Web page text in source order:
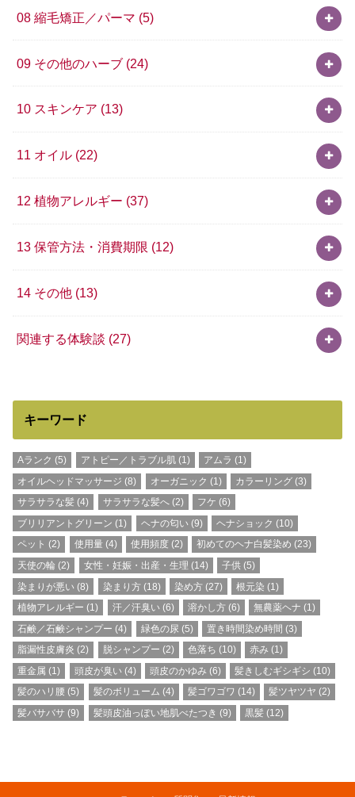
08 縮毛矯正／パーマ (5)
09 その他のハーブ (24)
10 スキンケア (13)
11 オイル (22)
12 植物アレルギー (37)
13 保管方法・消費期限 (12)
14 その他 (13)
関連する体験談 (27)
キーワード
Aランク (5) アトピー／トラブル肌(1) アムラ (1)
オイルヘッドマッサージ (8) オーガニック (1) カラーリング(3)
サラサラな髪 (4) サラサラな髪へ(2) フケ (6)
ブリリアントグリーン (1) ヘナの匂い(9) ヘナショック (10)
ペット (2) 使用量(4) 使用頻度(2) 初めてのヘナ白髪染め (23)
天使の輪 (2) 女性・妊娠・出産・生理 (14) 子供(5)
染まりが悪い (8) 染まり方(18) 染め方(27) 根元染 (1)
植物アレルギー (1) 汗／汗臭い(6) 溶かし方(6) 無農薬ヘナ (1)
石鹸／石鹸シャンプー (4) 緑色の尿 (5) 置き時間染め時間 (3)
脂漏性皮膚炎 (2) 脱シャンプー (2) 色落ち (10) 赤み (1)
重金属 (1) 頭皮が臭い(4) 頭皮のかゆみ (6) 髪きしむギシギシ (10)
髪のハリ腰 (5) 髪のボリューム (4) 髪ゴワゴワ (14) 髪ツヤツヤ (2)
髪バサバサ (9) 髪頭皮油っぽい地肌べたつき (9) 黒髪(12)